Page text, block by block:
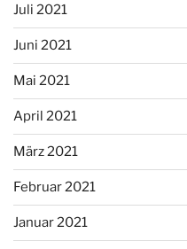
Juli 2021
Juni 2021
Mai 2021
April 2021
März 2021
Februar 2021
Januar 2021